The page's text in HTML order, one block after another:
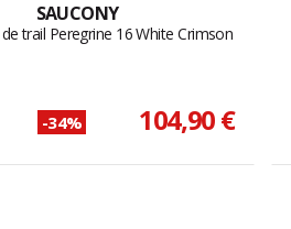
SAUCONY
trail Peregrine 16 White Crimson
-34% 104,90 €